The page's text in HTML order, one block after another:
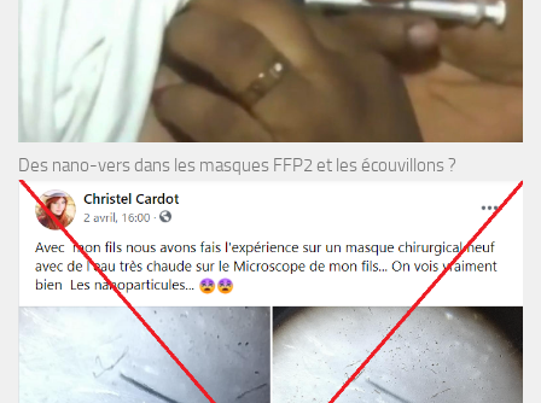
Des nano-vers dans les masques FFP2 et les écouvillons ?